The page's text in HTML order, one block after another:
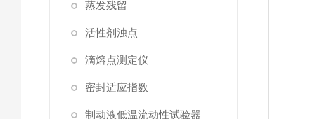
蒸发残留
活性剂浊点
滴熔点测定仪
密封适应指数
制动液低温流动性试验器